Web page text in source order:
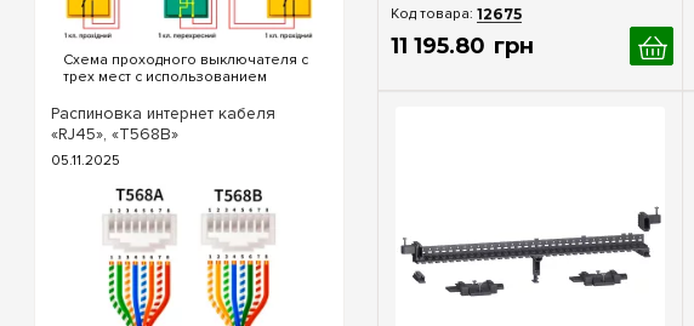
12675
11 195.80 грн
Схема проходного выключателя с
трех мест с использованием
выключателя. Для реализации
схемы проходных выключателей с
трех точек потребуются
следующие выключатели: ...
Распиновка интернет кабеля
«RJ45», «T568B»
05.11.2025